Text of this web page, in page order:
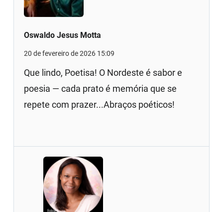
Oswaldo Jesus Motta
20 de fevereiro de 2026 15:09
Que lindo, Poetisa! O Nordeste é sabor e
poesia — cada prato é memória que se
repete com prazer...Abraços poéticos!